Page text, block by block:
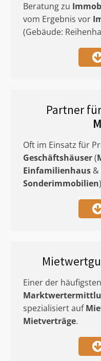
Beratung zu
vom Ergebnis vor
(Gebäude:
Partner
Oft im Einsatz für
Geschäftshäuser(
Einfamilienhaus &
Sonderimmobilien)
Einer der
spezialisiert auf
Mietverträge.